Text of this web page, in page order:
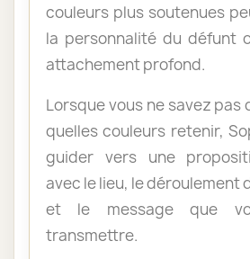
couleurs plus soutenues
la personnalité du défunt
attachement profond.
Lorsque vous ne savez pas
quelles couleurs retenir,
guider vers une
avec le lieu, le déroulement
et le message que
transmettre.